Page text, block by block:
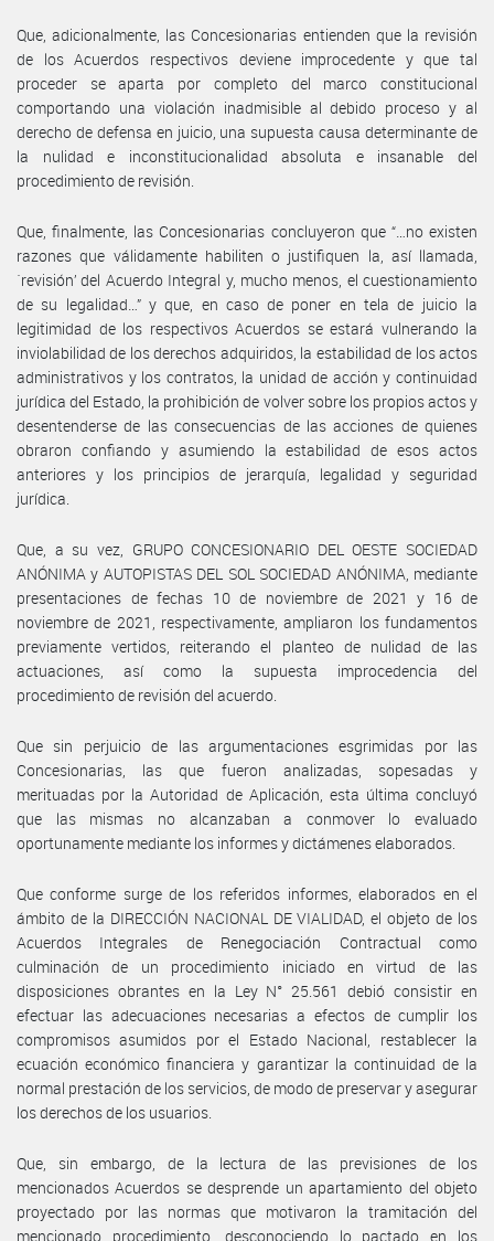
Que, adicionalmente, las Concesionarias entienden que la revisión
de los Acuerdos respectivos deviene improcedente y que tal
proceder se aparta por completo del marco constitucional
comportando una violación inadmisible al debido proceso y al
derecho de defensa en juicio, una supuesta causa determinante de
la nulidad e inconstitucionalidad absoluta e insanable del
procedimiento de revisión.
Que, finalmente, las Concesionarias concluyeron que “…no existen
razones que válidamente habiliten o justifiquen la, así llamada,
´revisión’ del Acuerdo Integral y, mucho menos, el cuestionamiento
de su legalidad…” y que, en caso de poner en tela de juicio la
legitimidad de los respectivos Acuerdos se estará vulnerando la
inviolabilidad de los derechos adquiridos, la estabilidad de los actos
administrativos y los contratos, la unidad de acción y continuidad
jurídica del Estado, la prohibición de volver sobre los propios actos y
desentenderse de las consecuencias de las acciones de quienes
obraron confiando y asumiendo la estabilidad de esos actos
anteriores y los principios de jerarquía, legalidad y seguridad
jurídica.
Que, a su vez, GRUPO CONCESIONARIO DEL OESTE SOCIEDAD
ANÓNIMA y AUTOPISTAS DEL SOL SOCIEDAD ANÓNIMA, mediante
presentaciones de fechas 10 de noviembre de 2021 y 16 de
noviembre de 2021, respectivamente, ampliaron los fundamentos
previamente vertidos, reiterando el planteo de nulidad de las
actuaciones, así como la supuesta improcedencia del
procedimiento de revisión del acuerdo.
Que sin perjuicio de las argumentaciones esgrimidas por las
Concesionarias, las que fueron analizadas, sopesadas y
merituadas por la Autoridad de Aplicación, esta última concluyó
que las mismas no alcanzaban a conmover lo evaluado
oportunamente mediante los informes y dictámenes elaborados.
Que conforme surge de los referidos informes, elaborados en el
ámbito de la DIRECCIÓN NACIONAL DE VIALIDAD, el objeto de los
Acuerdos Integrales de Renegociación Contractual como
culminación de un procedimiento iniciado en virtud de las
disposiciones obrantes en la Ley N° 25.561 debió consistir en
efectuar las adecuaciones necesarias a efectos de cumplir los
compromisos asumidos por el Estado Nacional, restablecer la
ecuación económico financiera y garantizar la continuidad de la
normal prestación de los servicios, de modo de preservar y asegurar
los derechos de los usuarios.
Que, sin embargo, de la lectura de las previsiones de los
mencionados Acuerdos se desprende un apartamiento del objeto
proyectado por las normas que motivaron la tramitación del
mencionado procedimiento, desconociendo lo pactado en los